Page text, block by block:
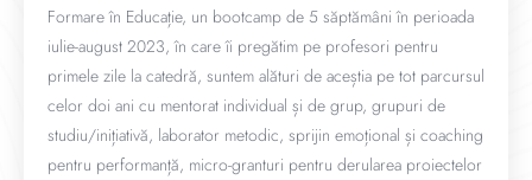
Formare în Educație, un bootcamp de 5 săptămâni în perioada
iulie-august 2023, în care îi pregătim pe profesori pentru
primele zile la catedră, suntem alături de aceștia pe tot parcursul
celor doi ani cu mentorat individual și de grup, grupuri de
studiu/inițiativă, laborator metodic, sprijin emoțional și coaching
pentru performanță, micro-granturi pentru derularea proiectelor